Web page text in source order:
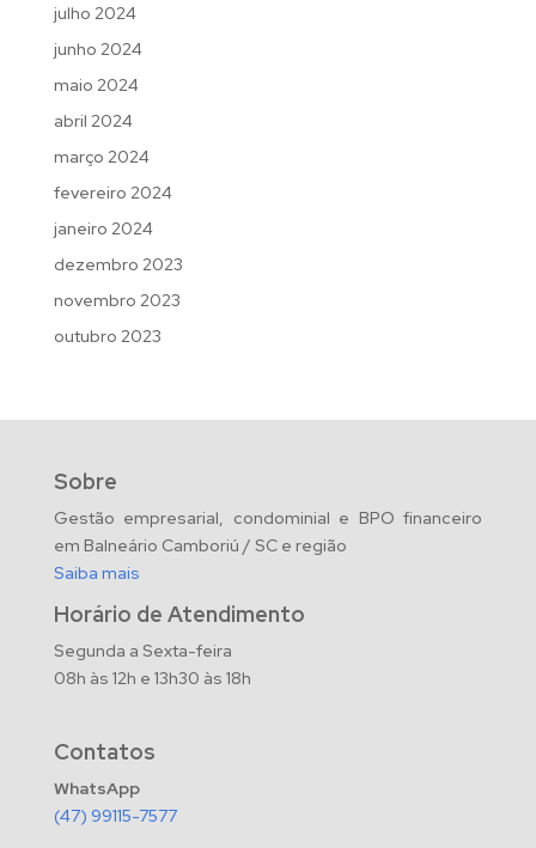
julho 2024
junho 2024
maio 2024
abril 2024
março 2024
fevereiro 2024
janeiro 2024
dezembro 2023
novembro 2023
outubro 2023
Sobre
Gestão empresarial, condominial e BPO financeiro
em Balneário Camboriú / SC e região
Saiba mais
Horário de Atendimento
Segunda a Sexta-feira
08h às 12h e 13h30 às 18h
Contatos
WhatsApp
(47) 99115-7577